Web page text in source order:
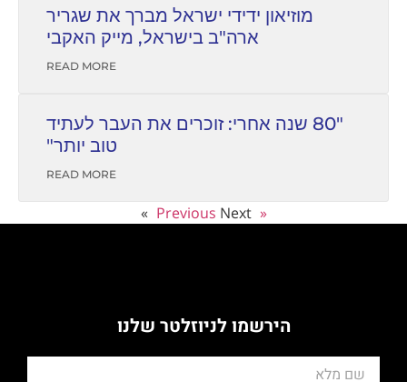
מוזיאון ידידי ישראל מברך את שגריר
ארה"ב בישראל, מייק האקבי
READ MORE
"80 שנה אחרי: זוכרים את העבר לעתיד
טוב יותר"
READ MORE
« Previous
Next »
הירשמו לניוזלטר שלנו